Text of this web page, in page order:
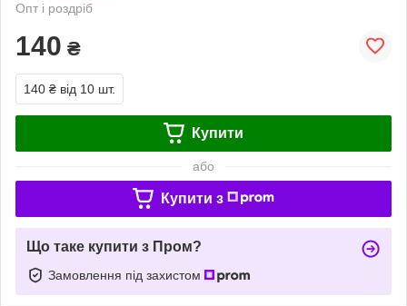
Опт і роздріб
140 ₴
140 ₴ від 10 шт.
Купити
або
Купити з
Що таке купити з Пром?
Замовлення під захистом